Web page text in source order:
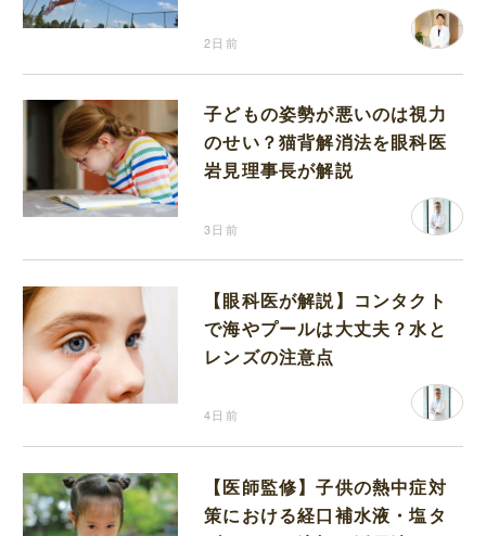
2日前
子どもの姿勢が悪いのは視力
のせい？猫背解消法を眼科医
岩見理事長が解説
3日前
【眼科医が解説】コンタクト
で海やプールは大丈夫？水と
レンズの注意点
4日前
【医師監修】子供の熱中症対
策における経口補水液・塩タ